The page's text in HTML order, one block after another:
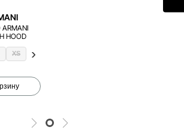
ARMANI
HOOD
XS S